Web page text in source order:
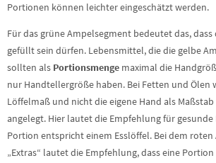
Portionen können leichter eingeschätzt werden.
Für das grüne Ampelsegment bedeutet das,
gefüllt sein dürfen. Lebensmittel, die die gelbe
sollten als Portionsmenge maximal die
nur Handtellergröße haben. Bei Fetten und Ölen
Löffelmaß und nicht die eigene Hand als
angelegt. Hier lautet die Empfehlung für gesunde
Portion entspricht einem Esslöffel. Bei dem
„Extras“ lautet die Empfehlung, dass eine